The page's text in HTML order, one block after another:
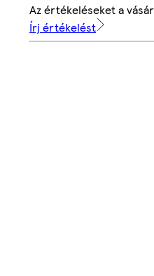
Az értékeléseket a
Írj értékelést